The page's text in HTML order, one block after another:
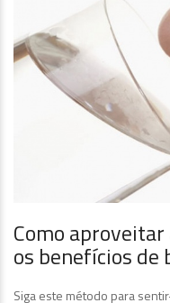
Como
os benefícios de
Siga este método para